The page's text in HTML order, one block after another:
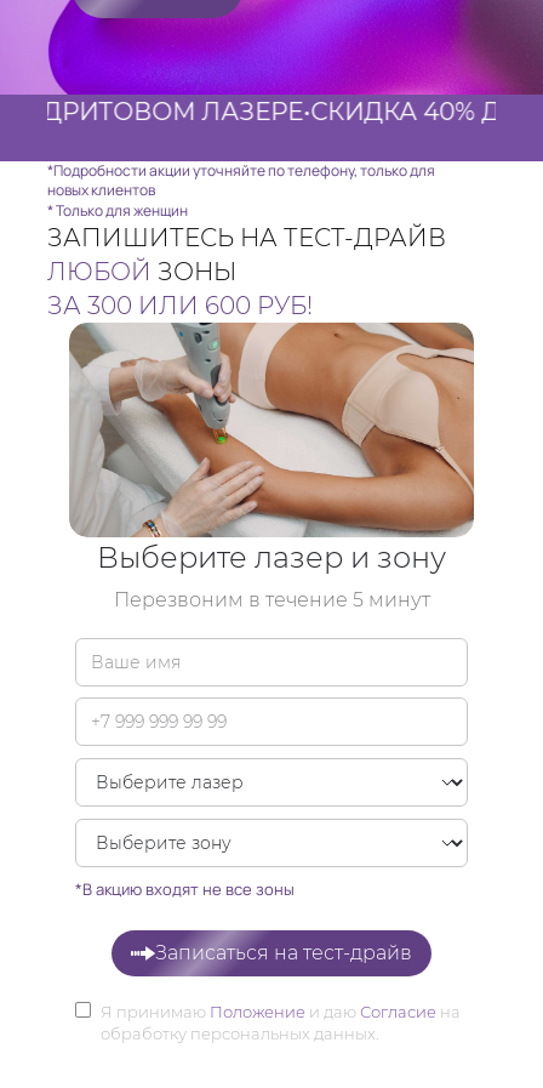
ЛАЗЕРЕ•СКИДКА 40% ДЛЯ
*Подробности акции уточняйте по телефону, только для
новых клиентов
* Только для женщин
ЗАПИШИТЕСЬ НА ТЕСТ-ДРАЙВ
ЛЮБОЙ ЗОНЫ
ЗА 300 ИЛИ 600 РУБ!
Выберите лазер и зону
Перезвоним в течение 5 минут
*В акцию входят не все зоны
Записаться на тест-драйв
Я принимаю Положение и даюСогласие на
обработку персональных данных.